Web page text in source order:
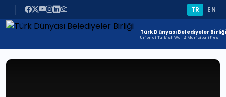
TR EN
Türk Dünyası Belediyeler
Union of Turkish World Municipalities